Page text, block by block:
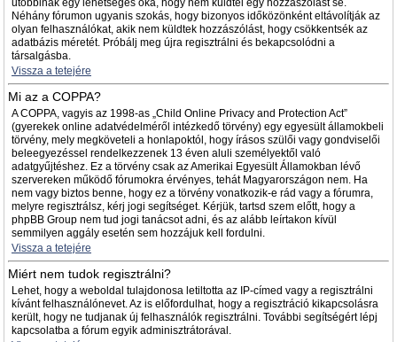
utóbbinak egy lehetséges oka, hogy nem küldtél egy hozzászólást se.
Néhány fórumon ugyanis szokás, hogy bizonyos időközönként eltávolítják az
olyan felhasználókat, akik nem küldtek hozzászólást, hogy csökkentsék az
adatbázis méretét. Próbálj meg újra regisztrálni és bekapcsolódni a
társalgásba.
Vissza a tetejére
Mi az a COPPA?
A COPPA, vagyis az 1998-as „Child Online Privacy and Protection Act”
(gyerekek online adatvédelméről intézkedő törvény) egy egyesült államokbeli
törvény, mely megköveteli a honlapoktól, hogy írásos szülői vagy gondviselői
beleegyezéssel rendelkezzenek 13 éven aluli személyektől való
adatgyűjtéshez. Ez a törvény csak az Amerikai Egyesült Államokban lévő
szervereken működő fórumokra érvényes, tehát Magyarországon nem. Ha
nem vagy biztos benne, hogy ez a törvény vonatkozik-e rád vagy a fórumra,
melyre regisztrálsz, kérj jogi segítséget. Kérjük, tartsd szem előtt, hogy a
phpBB Group nem tud jogi tanácsot adni, és az alább leírtakon kívül
semmilyen aggály esetén sem hozzájuk kell fordulni.
Vissza a tetejére
Miért nem tudok regisztrálni?
Lehet, hogy a weboldal tulajdonosa letiltotta az IP-címed vagy a regisztrálni
kívánt felhasználónevet. Az is előfordulhat, hogy a regisztráció kikapcsolásra
került, hogy ne tudjanak új felhasználók regisztrálni. További segítségért lépj
kapcsolatba a fórum egyik adminisztrátorával.